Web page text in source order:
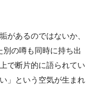
があるのではないか、
の噂も同時に持ち出
で断片的に語られてい
」という空気が生まれ